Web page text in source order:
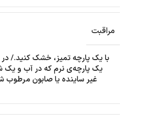
مراقبت
با یک پارچه تمیز، خشک کنید./
یک پارچه‌ی نرم که در آب و یک
غیر ساینده یا صابون مرطوب